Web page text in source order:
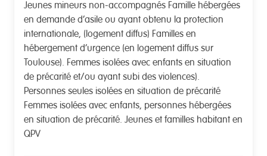
Jeunes mineurs non-accompagnés Famille hébergées
en demande d’asile ou ayant obtenu la protection
internationale, (logement diffus) Familles en
hébergement d’urgence (en logement diffus sur
Toulouse). Femmes isolées avec enfants en situation
de précarité et/ou ayant subi des violences).
Personnes seules isolées en situation de précarité
Femmes isolées avec enfants, personnes hébergées
en situation de précarité. Jeunes et familles habitant en
QPV